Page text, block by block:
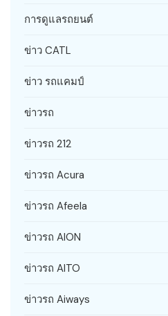
การดูแลรถยนต์
ข่าว CATL
ข่าว รถแคมป์
ข่าวรถ
ข่าวรถ 212
ข่าวรถ Acura
ข่าวรถ Afeela
ข่าวรถ AION
ข่าวรถ AITO
ข่าวรถ Aiways